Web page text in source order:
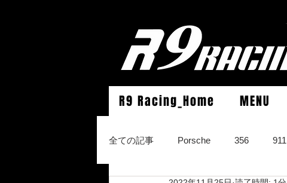
R9 Racing_Home MENU
全ての記事 Porsche 356 911